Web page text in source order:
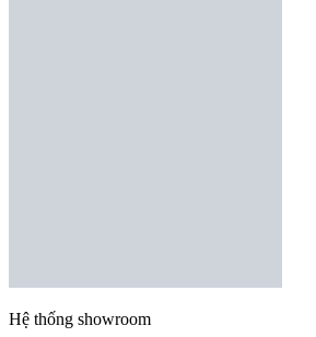
Hệ thống showroom